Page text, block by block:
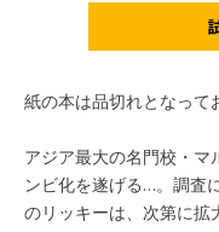
紙の本は品切れとなって
アジア最大の名門校・
ンビ化を遂げる…。調査
のリッキーは、次第に拡